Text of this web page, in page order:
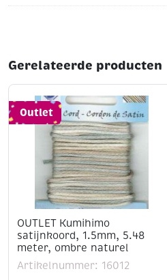
Gerelateerde producten
Outlet
OUTLET Kumihimo
satijnkoord, 1.5mm, 5.48
meter, ombre naturel
Artikelnummer: 16012